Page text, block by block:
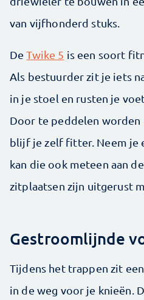
van vijfhonderd stuks.
DeTwike 5 is een soort
Als bestuurder zit je iets
in je stoel en rusten je
Door te peddelen worden
blijf je zelf fitter. Neem je
kan die ook meteen aan
zitplaatsen zijn uitgerust
Gestroomlijnde
Tijdens het trappen zit
in de weg voor je knieën.